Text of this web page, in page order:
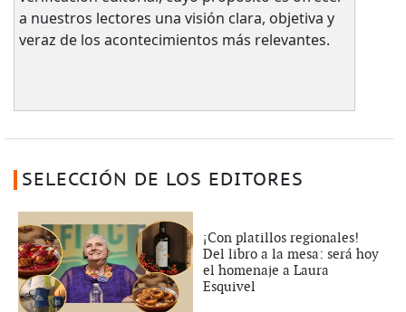
a nuestros lectores una visión clara, objetiva y
veraz de los acontecimientos más relevantes.
SELECCIÓN DE LOS EDITORES
¡Con platillos regionales!
Del libro a la mesa: será hoy
el homenaje a Laura
Esquivel